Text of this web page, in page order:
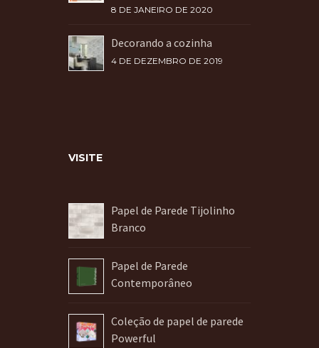
8 DE JANEIRO DE 2020
Decorando a cozinha
4 DE DEZEMBRO DE 2019
VISITE
Papel de Parede Tijolinho
Branco
Papel de Parede
Contemporâneo
Coleção de papel de parede
Powerful